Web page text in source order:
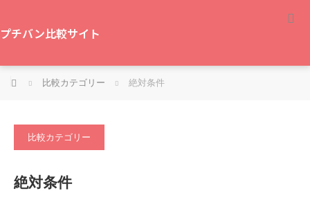
プチバン比較サイト
ホーム 比較カテゴリー 絶対条件
比較カテゴリー
絶対条件